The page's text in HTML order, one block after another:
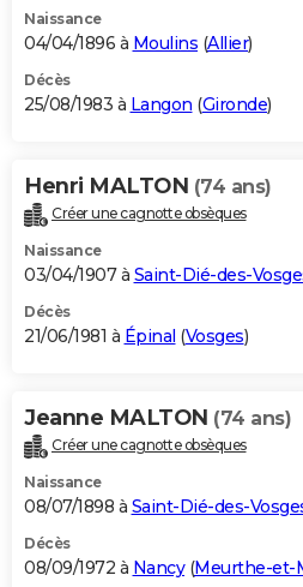
Naissance
04/04/1896 à Moulins (Allier)
Décès
25/08/1983 à Langon (Gironde)
Henri MALTON (74 ans)
Créer une cagnotte obsèques
Naissance
03/04/1907 à Saint-Dié-des-
Décès
21/06/1981 à Épinal (Vosges)
Jeanne MALTON (74 ans)
Créer une cagnotte obsèques
Naissance
08/07/1898 à Saint-Dié-des-
Décès
08/09/1972 à Nancy(Meurthe-et-